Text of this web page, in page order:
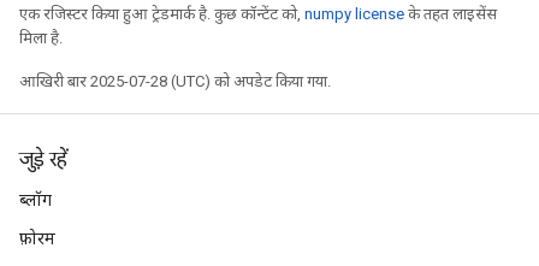
एक रजिस्टर किया हुआ ट्रेडमार्क है. कुछ कॉन्टेंट को, numpy license के तहत लाइसेंस
मिला है.
आखिरी बार 2025-07-28 (UTC) को अपडेट किया गया.
जुड़े रहें
ब्लॉग
फ़ोरम